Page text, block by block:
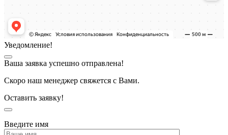
Уведомление!
Ваша заявка успешно отправлена!
Скоро наш менеджер свяжется с Вами.
Оставить заявку!
Введите имя